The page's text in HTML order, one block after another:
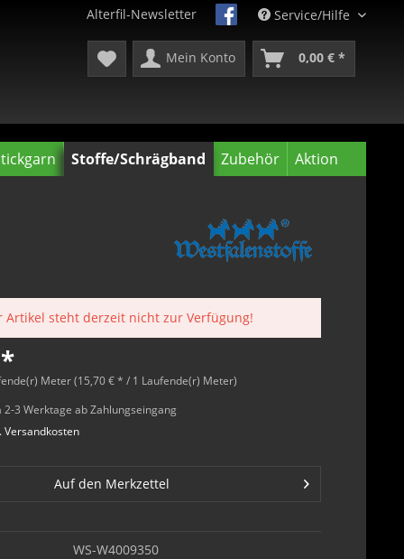
Service/Hilfe
Alterfil-Newsletter
Mein Konto 0,00 € *
Stoffe/Schrägband Zubehör Aktion
Artikel steht derzeit nicht zur Verfügung!
Meter (15,70 € * / 1 Laufende(r) Meter)
3 Werktage ab Zahlungseingang
Versandkosten
Auf den Merkzettel
WS-W4009350